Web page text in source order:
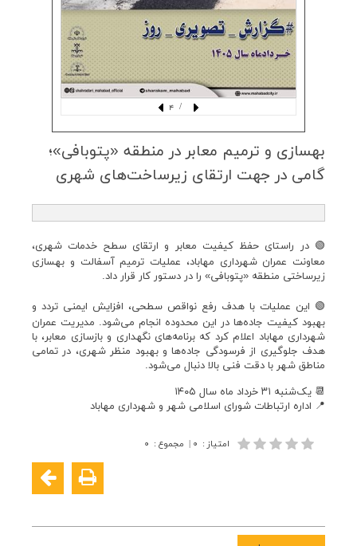
/ 4
بهسازی و ترمیم معابر در منطقه «پتوبافی»؛
گامی در جهت ارتقای زیرساخت‌های شهری
🟢 در راستای حفظ کیفیت معابر و ارتقای سطح خدمات شهری،
معاونت عمران شهرداری مهاباد، عملیات ترمیم آسفالت و بهسازی
زیرساختی منطقه «پتوبافی» را در دستور کار قرار داد.
🟢 این عملیات با هدف رفع نواقص سطحی، افزایش ایمنی تردد و
بهبود کیفیت جاده‌ها در این محدوده انجام می‌شود. مدیریت عمران
شهرداری مهاباد اعلام کرد که برنامه‌های نگهداری و بازسازی معابر، با
هدف جلوگیری از فرسودگی جاده‌ها و بهبود منظر شهری، در تمامی
مناطق شهر با دقت فنی بالا دنبال می‌شود.
📆 یک‌شنبه ۳۱ خرداد ماه سال ۱۴۰۵
📍 اداره ارتباطات شورای اسلامی شهر و شهرداری مهاباد
امتیاز : ۰ | مجموع : ۰